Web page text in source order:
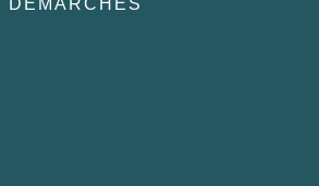
DÉMARCHES